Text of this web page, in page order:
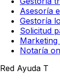
Asesoría
Gestoría
Solicitud
Marketing
Notaría
Red Ayuda T